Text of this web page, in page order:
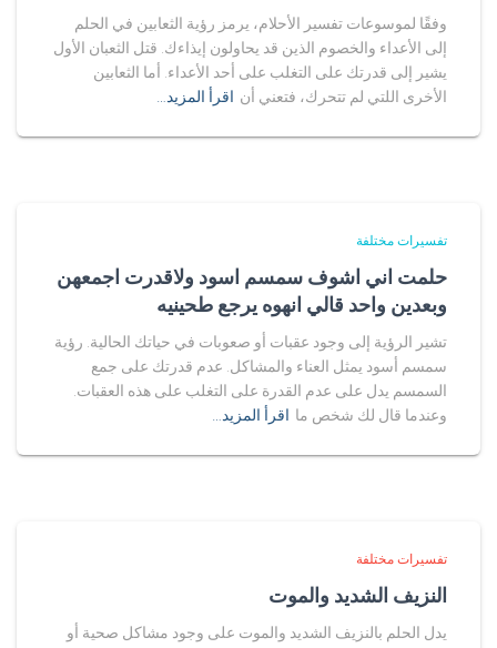
وفقًا لموسوعات تفسير الأحلام، يرمز رؤية الثعابين في الحلم
إلى الأعداء والخصوم الذين قد يحاولون إيذاءك. قتل الثعبان الأول
يشير إلى قدرتك على التغلب على أحد الأعداء. أما الثعابين
الأخرى اللتي لم تتحرك، فتعني أن اقرأ المزيد…
تفسيرات مختلفة
حلمت اني اشوف سمسم اسود ولاقدرت اجمعهن
وبعدين واحد قالي انهوه يرجع طحينيه
تشير الرؤية إلى وجود عقبات أو صعوبات في حياتك الحالية. رؤية
سمسم أسود يمثل العناء والمشاكل. عدم قدرتك على جمع
السمسم يدل على عدم القدرة على التغلب على هذه العقبات.
وعندما قال لك شخص ما اقرأ المزيد…
تفسيرات مختلفة
النزيف الشديد والموت
يدل الحلم بالنزيف الشديد والموت على وجود مشاكل صحية أو